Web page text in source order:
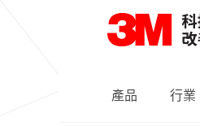
產品 行業